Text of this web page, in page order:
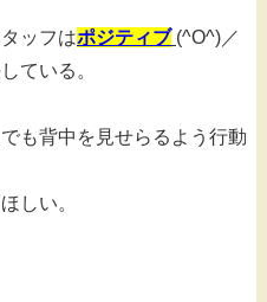
ッフはポジティブ (^O^)／
ている。
も背中を見せらるよう行動
しい。